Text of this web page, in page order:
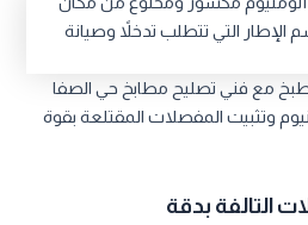
مع فني تصليح مطابخ حي الصفا
وتثبيت المفصلات المقتلعة بقوة
التالفة بدقة